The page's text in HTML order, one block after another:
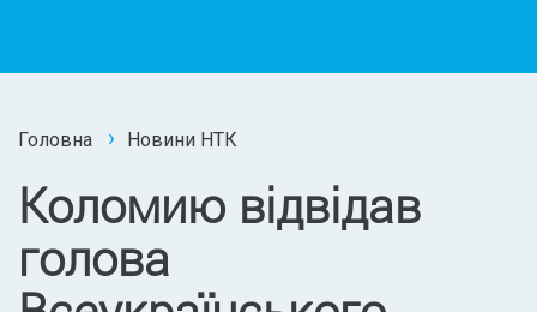
Головна Новини НТК
Коломию відвідав
голова